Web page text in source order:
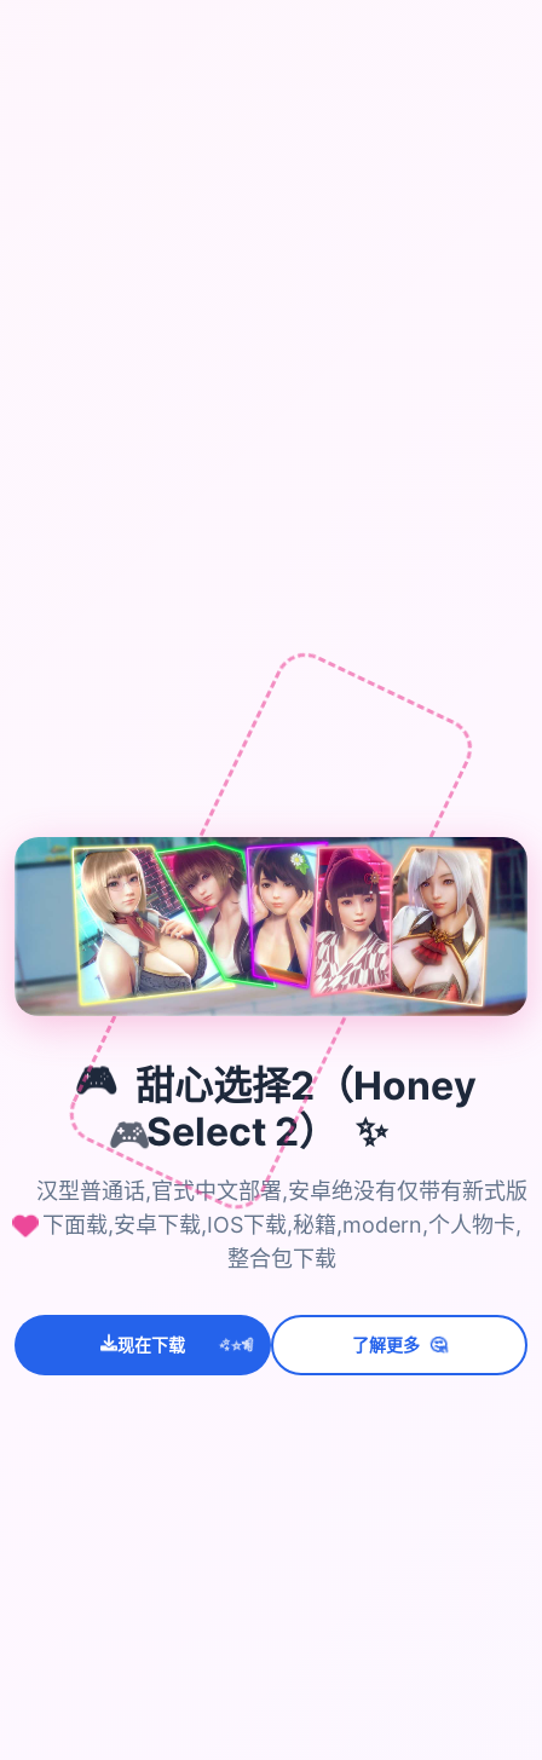
🎮
🎮 甜心选择2（Honey
Select 2）
✨
汉型普通话,官式中文部署,安卓绝没有仅带有新式版
下面载,安卓下载,IOS下载,秘籍,modern,个人物卡,
整合包下载
现在下载 ✨⭐💫 了解更多 🤔